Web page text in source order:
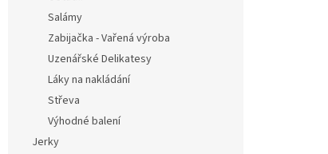
Salámy
Zabijačka - Vařená výroba
Uzenářské Delikatesy
Láky na nakládání
Střeva
Výhodné balení
Jerky